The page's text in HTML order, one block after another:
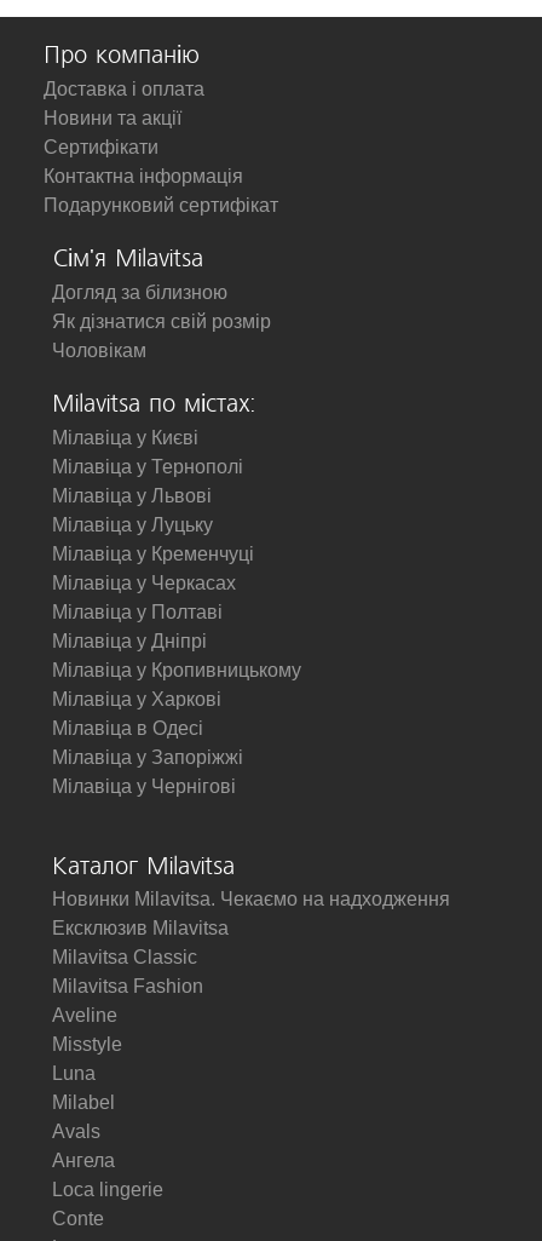
Про компанію
Доставка і оплата
Новини та акції
Сертифікати
Контактна інформація
Подарунковий сертифікат
Сім'я Milavitsa
Догляд за білизною
Як дізнатися свій розмір
Чоловікам
Milavitsa по містах:
Мілавіца у Києві
Мілавіца у Тернополі
Мілавіца у Львові
Мілавіца у Луцьку
Мілавіца у Кременчуці
Мілавіца у Черкасах
Мілавіца у Полтаві
Мілавіца у Дніпрі
Мілавіца у Кропивницькому
Мілавіца у Харкові
Мілавіца в Одесі
Мілавіца у Запоріжжі
Мілавіца у Чернігові
Каталог Milavitsa
Новинки Milavitsa. Чекаємо на надходження
Ексклюзив Milavitsa
Milavitsa Classic
Milavitsa Fashion
Aveline
Misstyle
Luna
Milabel
Avals
Ангела
Loca lingerie
Conte